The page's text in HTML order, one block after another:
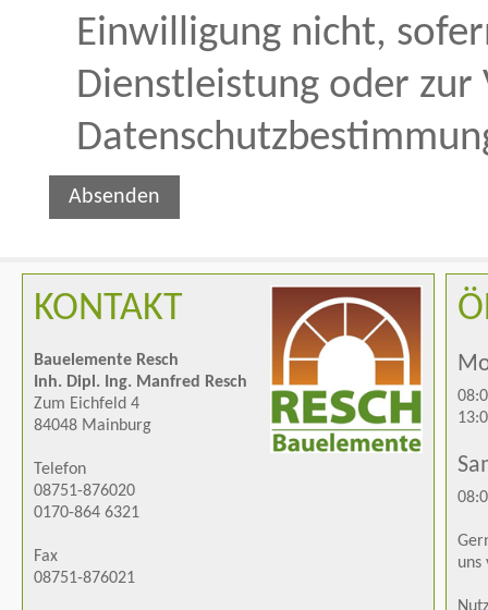
Einwilligung nicht,
Dienstleistung oder
Absenden
KONTAKT
Bauelemente Resch
Inh. Dipl. Ing. Manfred Resch
Zum Eichfeld 4
84048 Mainburg
Telefon
08751-876020
0170-864 6321
Fax
08751-876021
uns